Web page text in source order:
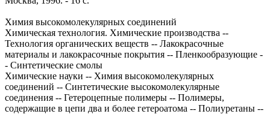
Химия высокомолекулярных соединений
Химическая технология. Химические производства --
Технология органических веществ -- Лакокрасочные
материалы и лакокрасочные покрытия -- Пленкообразующие -
- Синтетические смолы
Химические науки -- Химия высокомолекулярных
соединений -- Синтетические высокомолекулярные
соединения -- Гетероцепные полимеры -- Полимеры,
содержащие в цепи два и более гетероатома -- Полиуретаны --